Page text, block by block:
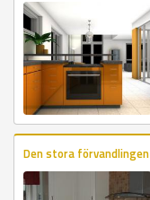
Den stora förvandlingen